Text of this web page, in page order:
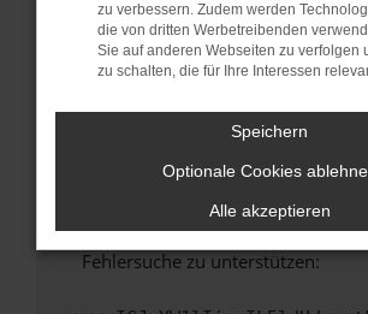
Veraltete Software birgt nicht nur
Sicherheitsrisiko, sondern kann
führen, dass bestimmte
Wende dich an den
hast, kontaktiere uns bitte. Wir
versuchen, das Problem zu
uns diesen Text schicken, um uns
Fehlersuche zu unterstützen:
zu verbessern. Zudem werden
die von dritten Werbetreibenden
Sie auf anderen Webseiten zu verfolgen
zu schalten, die für Ihre Interessen
Speichern
Optionale Cookies
Alle akzeptieren